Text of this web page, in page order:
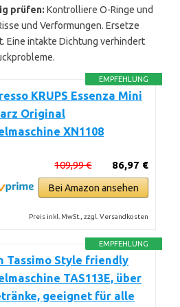
prüfen: Kontrolliere O-Ringe und
und Verformungen. Ersetze
Eine intakte Dichtung verhindert
EMPFEHLUNG
KRUPS Essenza Mini
Original
XN1108
86,97 €
109,99 €
Bei Amazon ansehen
Preis inkl. MwSt., zzgl. Versandkosten
EMPFEHLUNG
Tassimo Style friendly
TAS113E, über
geeignet für alle